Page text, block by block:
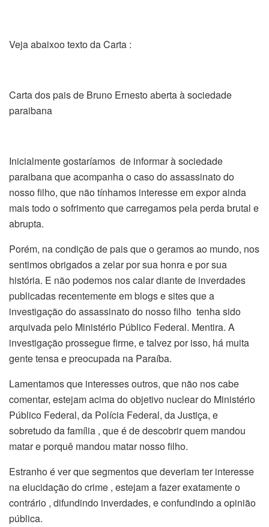
Veja abaixoo texto da Carta :
Carta dos pais de Bruno Ernesto aberta à sociedade
paraibana
Inicialmente gostaríamos de informar à sociedade
paraibana que acompanha o caso do assassinato do
nosso filho, que não tínhamos interesse em expor ainda
mais todo o sofrimento que carregamos pela perda brutal e
abrupta.
Porém, na condição de pais que o geramos ao mundo, nos
sentimos obrigados a zelar por sua honra e por sua
história. E não podemos nos calar diante de inverdades
publicadas recentemente em blogs e sites que a
investigação do assassinato do nosso filho tenha sido
arquivada pelo Ministério Público Federal. Mentira. A
investigação prossegue firme, e talvez por isso, há muita
gente tensa e preocupada na Paraíba.
Lamentamos que interesses outros, que não nos cabe
comentar, estejam acima do objetivo nuclear do Ministério
Público Federal, da Polícia Federal, da Justiça, e
sobretudo da família , que é de descobrir quem mandou
matar e porquê mandou matar nosso filho.
Estranho é ver que segmentos que deveriam ter interesse
na elucidação do crime , estejam a fazer exatamente o
contrário , difundindo inverdades, e confundindo a opinião
pública.